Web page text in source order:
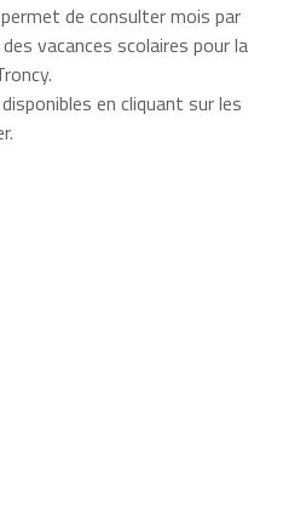
permet de consulter mois par
vacances scolaires pour la
en cliquant sur les